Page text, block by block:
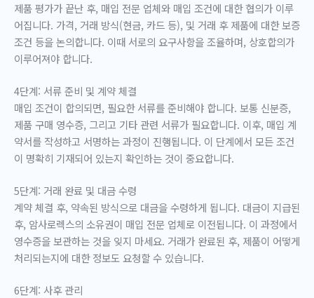
제품 평가가 끝난 후, 매입 전문 업체와 매입 조건에 대한 협의가 이루
어집니다. 가격, 거래 방식(현금, 카드 등), 및 거래 후 제품에 대한 보증
조건 등을 논의합니다. 이때 서로의 요구사항을 조율하며, 상호합의가
이루어져야 합니다.
4단계: 서류 준비 및 계약 체결
매입 조건이 합의되면, 필요한 서류를 준비해야 합니다. 보통 신분증,
제품 구매 영수증, 그리고 기타 관련 서류가 필요합니다. 이후, 매입 계
약서를 작성하고 서명하는 과정이 진행됩니다. 이 단계에서 모든 조건
이 명확히 기재되어 있는지 확인하는 것이 중요합니다.
5단계: 거래 완료 및 대금 수령
계약 체결 후, 약속된 방식으로 대금을 수령하게 됩니다. 대금이 지급된
후, 암사로렉스의 소유권이 매입 전문 업체로 이전됩니다. 이 과정에서
영수증을 보관하는 것을 잊지 마세요. 거래가 완료된 후, 제품이 어떻게
처리되는지에 대한 정보도 요청할 수 있습니다.
6단계: 사후 관리